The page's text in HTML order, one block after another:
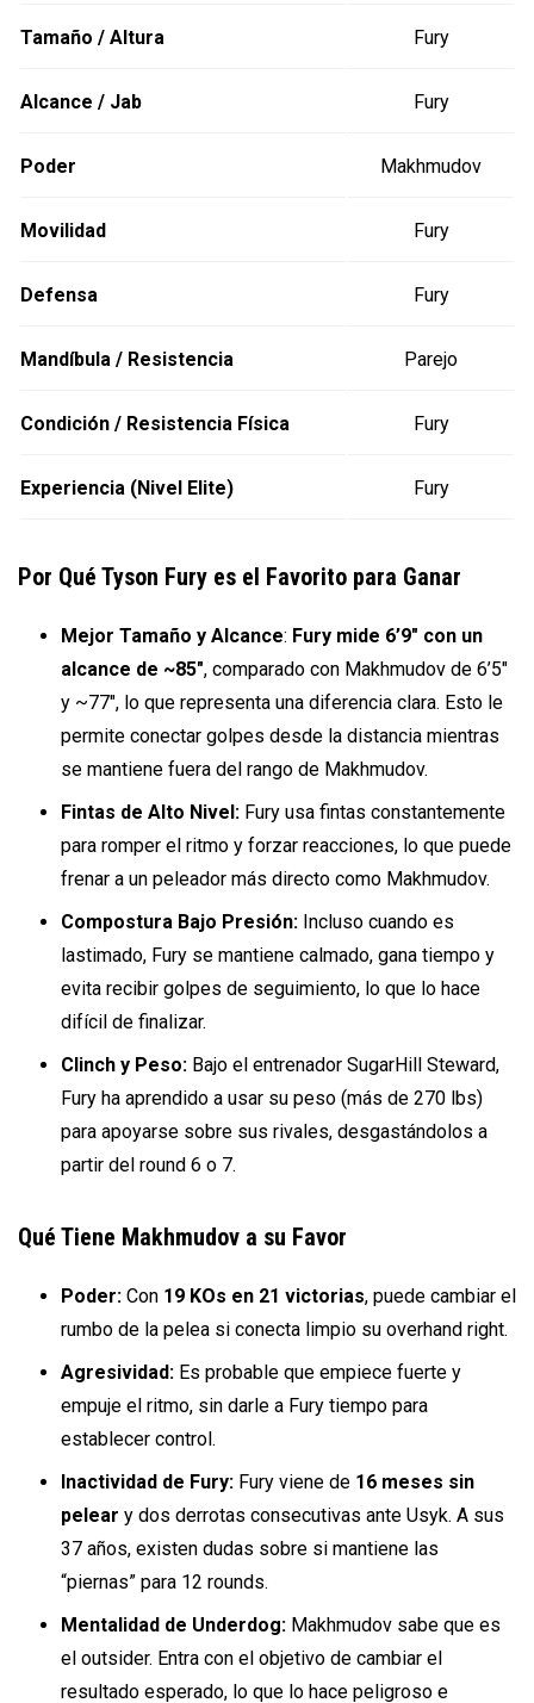
Tamaño / Altura Fury
Alcance / Jab Fury
Poder Makhmudov
Movilidad Fury
Defensa Fury
Mandíbula / Resistencia Parejo
Condición / Resistencia Física Fury
Experiencia (Nivel Elite) Fury
Por Qué Tyson Fury es el Favorito para Ganar
Mejor Tamaño y Alcance: Fury mide 6’9″ con un
alcance de ~85″, comparado con Makhmudov de 6’5″
y ~77″, lo que representa una diferencia clara. Esto le
permite conectar golpes desde la distancia mientras
se mantiene fuera del rango de Makhmudov.
Fintas de Alto Nivel: Fury usa fintas constantemente
para romper el ritmo y forzar reacciones, lo que puede
frenar a un peleador más directo como Makhmudov.
Compostura Bajo Presión: Incluso cuando es
lastimado, Fury se mantiene calmado, gana tiempo y
evita recibir golpes de seguimiento, lo que lo hace
difícil de finalizar.
Clinch y Peso: Bajo el entrenador SugarHill Steward,
Fury ha aprendido a usar su peso (más de 270 lbs)
para apoyarse sobre sus rivales, desgastándolos a
partir del round 6 o 7.
Qué Tiene Makhmudov a su Favor
Poder: Con 19 KOs en 21 victorias, puede cambiar el
rumbo de la pelea si conecta limpio su overhand right.
Agresividad: Es probable que empiece fuerte y
empuje el ritmo, sin darle a Fury tiempo para
establecer control.
Inactividad de Fury: Fury viene de 16 meses sin
pelear y dos derrotas consecutivas ante Usyk. A sus
37 años, existen dudas sobre si mantiene las
“piernas” para 12 rounds.
Mentalidad de Underdog: Makhmudov sabe que es
el outsider. Entra con el objetivo de cambiar el
resultado esperado, lo que lo hace peligroso e